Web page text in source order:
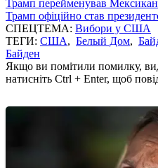
Трамп перейменував
Трамп офіційно став
СПЕЦТЕМА: Вибори у США
ТЕГИ: США, Белый Дом,
Байден
Якщо ви помітили помилку,
натисніть Ctrl + Enter, щоб